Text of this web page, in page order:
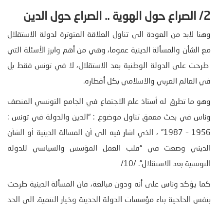
2/ الصراع حول الهوية .. الصراع حول الدين
وهنا لابد من العودة الى تناول العلاقة المتوترة لدولة الاستقلال
مع الشأن والمسألة الدينية عموما، وهي من أهم وابرز الأسئلة التي
طرحت على الدولة الوطنية بعد الاستقلال، لا في تونس فقط بل
في العالم العربي والاسلامي بكل أقطاره.
وهو ما تطرق له أستاذ علم الاجتماع في الجامع التونسي المنصف
وناس في بحث معمق تناول موضوع : “الدين والدولة في تونس :
1956 – 1987” ، الذي اشار فيه الى أن المسالة الدينية أو الشأن
الديني وضعت في “قلب العمل المؤسس والسياسي للدولة
التونسية بعد الاستقلال”. /10/
كما يؤكد وناس على أنه ودون مبالغة، فان المسألة الدينية طرحت
بنفس الحاحية بناء مؤسسات الدولة الحديثة وخيار التنمية. الى الحد